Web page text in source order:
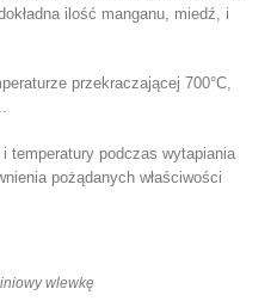
ilość manganu, miedź, i
przekraczającej 700°C,
temperatury podczas wytapiania
pożądanych właściwości
wlewkę